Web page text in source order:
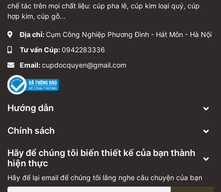
chế tác trên mọi chất liệu: cúp pha lê, cúp kim loại quý, cúp
hợp kim, cúp gỗ...
Địa chỉ: Cụm Công Nghiệp Phương Đình - Hát Môn - Hà Nội
Tư vấn Cúp:0942283336
Email:cupdocquyen@gmail.com
Hướng dẫn
Chính sách
Hãy để chúng tôi biến thiết kế của bạn thành
hiện thực
Hãy để lại email để chúng tôi lắng nghe câu chuyện của bạn